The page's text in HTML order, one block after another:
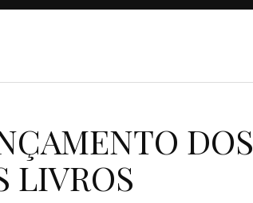
DOS
LIVROS